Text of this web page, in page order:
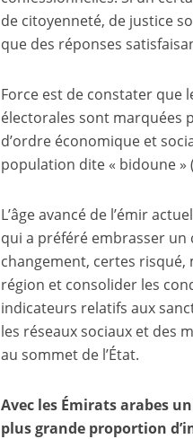
de citoyenneté, de justice
que des réponses
Force est de constater que
électorales sont marquées
d’ordre économique et
population dite « bidoune »
L’âge avancé de l’émir
qui a préféré embrasser
changement, certes risqué,
région et consolider les
indicateurs relatifs aux
les réseaux sociaux et des
au sommet de l’État.
Avec les Émirats arabes
plus grande proportion